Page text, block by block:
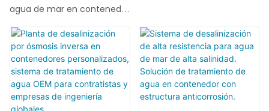
agua de mar o agua de alta
salinidad en agua dulce de
alta pureza que cumple con
los estándares
internacionales de agua
Emergencia. Unidad De
Tratamiento De Agua
Potable En Contenedores
Para Campamentos De
Plataformas Petrolíferas
En Alta Mar.
agua de mar en contenedor
QILEE, con tecnología SWRO
avanzada y elementos de
membrana AVANGARD AG-
SWRO-8040HR de alto
rendimiento, integrada en
unidades compactas de
De Agua Por Ósmosis
Inversa.
membrana AVANGARD AG-
SWRO-8040HR de alto
rendimiento, integrada en
unidades compactas de
rápida instalación.
Diseñados para municipios